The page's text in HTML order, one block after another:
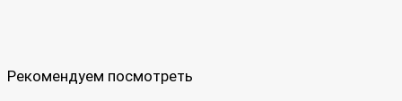
Рекомендуем посмотреть